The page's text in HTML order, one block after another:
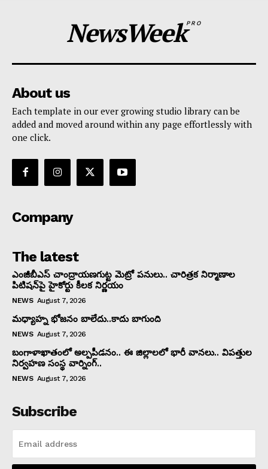
NewsWeekPRO
About us
Each template in our ever growing studio library can be
added and moved around within any page effortlessly with
one click.
Company
The latest
ఎంజీబీఎస్ చాంద్రాయణగుట్ట మెట్రో పనులు.. చారిత్రక నిర్మాణాల
పిటిషన్‌పై హైకోర్టు కీలక నిర్ణయం
NEWS August 7, 2026
మధ్యాహ్న భోజనం బాలేదు..కాదు బాగుంది
NEWS August 7, 2026
బంగాళాఖాతంలో అల్పపీడనం.. ఈ జిల్లాలలో భారీ వానలు.. విపత్తుల
నిర్వహణ సంస్థ వార్నింగ్..
NEWS August 7, 2026
Subscribe